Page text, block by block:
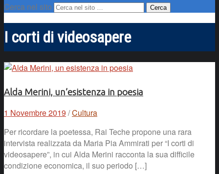
Cerca nel sito
I corti di videosapere
Alda Merini, un’esistenza in poesia
1 Novembre 2019 /Cultura
Per ricordare la poetessa, Rai Teche propone una rara
intervista realizzata da Maria Pia Ammirati per “I corti di
videosapere”, in cui Alda Merini racconta la sua difficile
condizione economica, il suo periodo […]